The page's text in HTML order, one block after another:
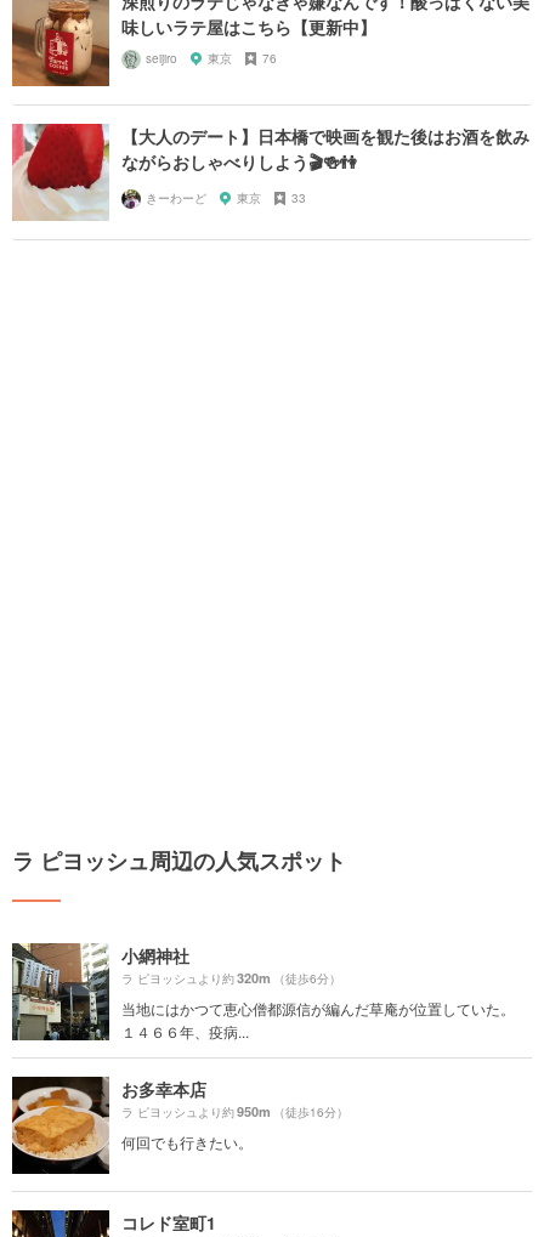
味しいラテ屋はこちら【更新中】
seijiro 東京 76
【大人のデート】日本橋で映画を観た後はお酒を飲み
ながらおしゃべりしよう🎬🍻👫
きーわーど 東京 33
ラ ピヨッシュ周辺の人気スポット
小網神社
ラ ピヨッシュより約320m （徒歩6分）
当地にはかつて恵心僧都源信が編んだ草庵が位置していた。
１４６６年、疫病...
お多幸本店
ラ ピヨッシュより約950m （徒歩16分）
何回でも行きたい。
コレド室町1